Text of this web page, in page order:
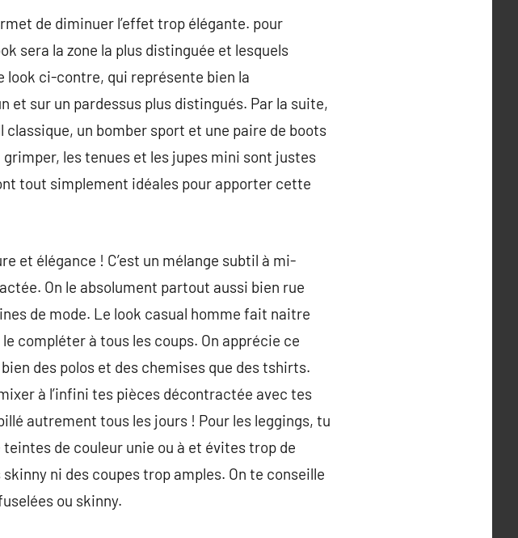
de diminuer l’effet trop élégante. pour
sera la zone la plus distinguée et lesquels
look ci-contre, qui représente bien la
et sur un pardessus plus distingués. Par la suite,
classique, un bomber sport et une paire de boots
les tenues et les jupes mini sont justes
tout simplement idéales pour apporter cette
et élégance ! C’est un mélange subtil à mi-
On le absolument partout aussi bien rue
de mode. Le look casual homme fait naitre
compléter à tous les coups. On apprécie ce
des polos et des chemises que des tshirts.
à l’infini tes pièces décontractée avec tes
autrement tous les jours ! Pour les leggings, tu
de couleur unie ou à et évites trop de
ni des coupes trop amples. On te conseille
ou skinny.